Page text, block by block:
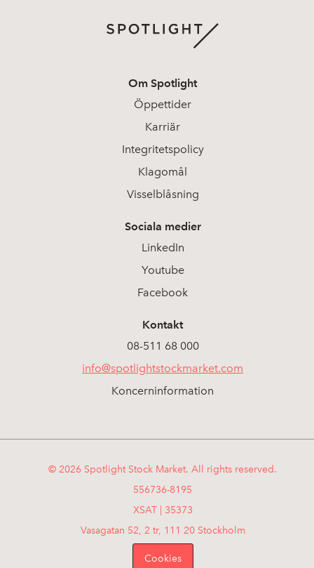
Om Spotlight
Öppettider
Karriär
Integritetspolicy
Klagomål
Visselblåsning
Sociala medier
LinkedIn
Youtube
Facebook
Kontakt
08-511 68 000
info@spotlightstockmarket.com
Koncerninformation
© 2026 Spotlight Stock Market. All rights reserved.
556736-8195
XSAT | 35373
Vasagatan 52, 2 tr, 111 20 Stockholm
Cookies